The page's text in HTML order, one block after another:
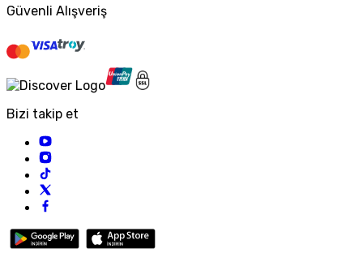
Güvenli Alışveriş
Bizi takip et